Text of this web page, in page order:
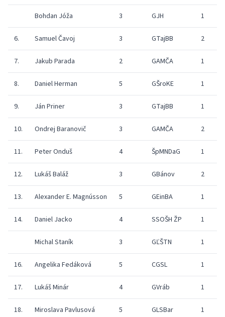
Bohdan Jóža 3 GJH 1
6. Samuel Čavoj 3 GTajBB 2
7. Jakub Parada 2 GAMČA 1
8. Daniel Herman 5 GŠroKE 1
9. Ján Priner 3 GTajBB 1
10. Ondrej Baranovič 3 GAMČA 2
11. Peter Onduš 4 ŠpMNDaG 1
12. Lukáš Baláž 3 GBánov 2
13. Alexander E. Magnússon 5 GEinBA 1
14. Daniel Jacko 4 SSOŠH ŽP 1
Michal Staník 3 GĽŠTN 1
16. Angelika Fedáková 5 CGSL 1
17. Lukáš Minár 4 GVráb 1
18. Miroslava Pavlusová 5 GLSBar 1